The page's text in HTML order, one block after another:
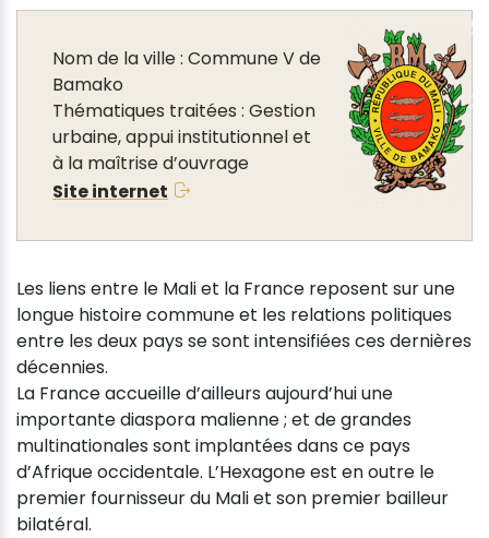
Nom de la ville : Commune V de
Bamako
Thématiques traitées : Gestion
urbaine, appui institutionnel et
à la maîtrise d’ouvrage
Site internet
Les liens entre le Mali et la France reposent sur une
longue histoire commune et les relations politiques
entre les deux pays se sont intensifiées ces dernières
décennies.
La France accueille d’ailleurs aujourd’hui une
importante diaspora malienne ; et de grandes
multinationales sont implantées dans ce pays
d’Afrique occidentale. L’Hexagone est en outre le
premier fournisseur du Mali et son premier bailleur
bilatéral.